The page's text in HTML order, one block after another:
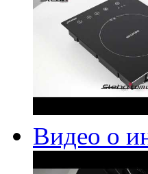
Видео о